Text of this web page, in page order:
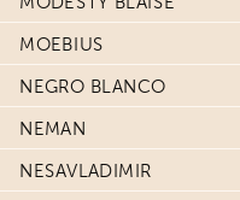
MOEBIUS
NEGRO BLANCO
NEMAN
NESAVLADIMIR